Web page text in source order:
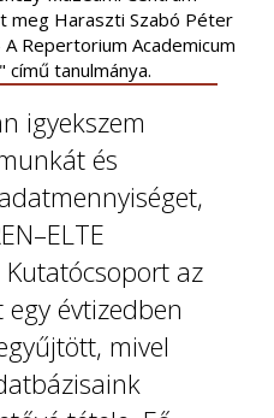
meg Haraszti Szabó Péter
Repertorium Academicum
tanulmánya.
igyekszem
és
az
évtizedben
mivel